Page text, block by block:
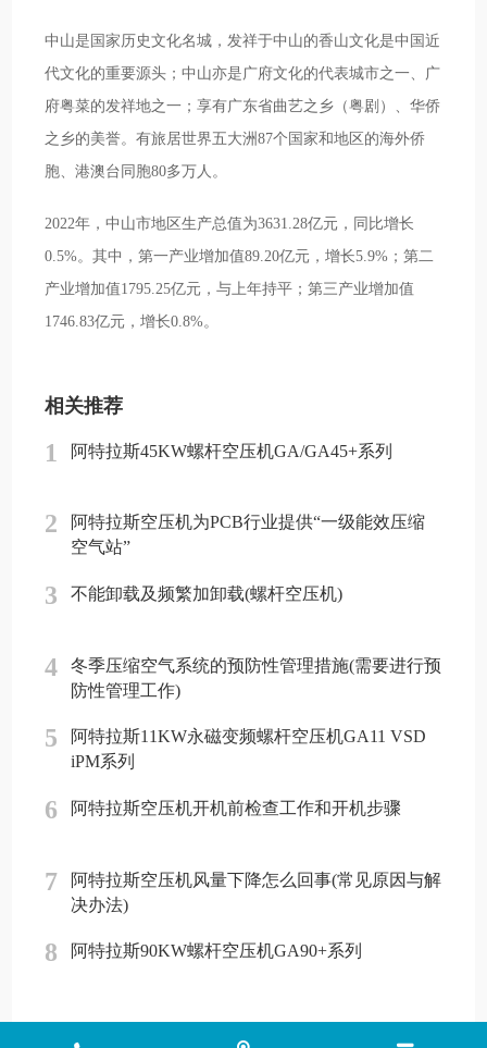
中山是国家历史文化名城，发祥于中山的香山文化是中国近
代文化的重要源头；中山亦是广府文化的代表城市之一、广
府粤菜的发祥地之一；享有广东省曲艺之乡（粤剧）、华侨
之乡的美誉。有旅居世界五大洲87个国家和地区的海外侨
胞、港澳台同胞80多万人。
2022年，中山市地区生产总值为3631.28亿元，同比增长
0.5%。其中，第一产业增加值89.20亿元，增长5.9%；第二
产业增加值1795.25亿元，与上年持平；第三产业增加值
1746.83亿元，增长0.8%。
相关推荐
1 阿特拉斯45KW螺杆空压机GA/GA45+系列
2
阿特拉斯空压机为PCB行业提供“一级能效压缩
空气站”
3 不能卸载及频繁加卸载(螺杆空压机)
4
冬季压缩空气系统的预防性管理措施(需要进行预
防性管理工作)
5
阿特拉斯11KW永磁变频螺杆空压机GA11 VSD
iPM系列
6 阿特拉斯空压机开机前检查工作和开机步骤
7
阿特拉斯空压机风量下降怎么回事(常见原因与解
决办法)
8 阿特拉斯90KW螺杆空压机GA90+系列
Copyright © 2018 - 2026 www.jinlingyasuoji.com 气胜智能装备（深圳）